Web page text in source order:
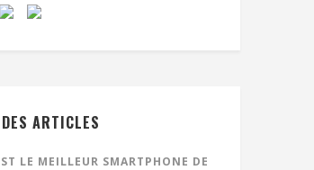
ARTICLES
LE MEILLEUR SMARTPHONE DE